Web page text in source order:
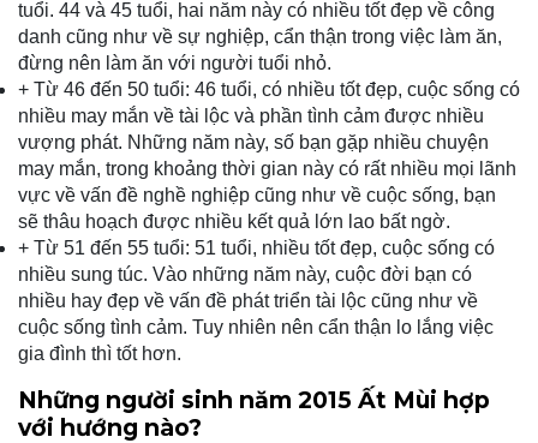
tuổi. 44 và 45 tuổi, hai năm này có nhiều tốt đẹp về công
danh cũng như về sự nghiệp, cẩn thận trong việc làm ăn,
đừng nên làm ăn với người tuổi nhỏ.
+ Từ 46 đến 50 tuổi: 46 tuổi, có nhiều tốt đẹp, cuộc sống có
nhiều may mắn về tài lộc và phần tình cảm được nhiều
vượng phát. Những năm này, số bạn gặp nhiều chuyện
may mắn, trong khoảng thời gian này có rất nhiều mọi lãnh
vực về vấn đề nghề nghiệp cũng như về cuộc sống, bạn
sẽ thâu hoạch được nhiều kết quả lớn lao bất ngờ.
+ Từ 51 đến 55 tuổi: 51 tuổi, nhiều tốt đẹp, cuộc sống có
nhiều sung túc. Vào những năm này, cuộc đời bạn có
nhiều hay đẹp về vấn đề phát triển tài lộc cũng như về
cuộc sống tình cảm. Tuy nhiên nên cẩn thận lo lắng việc
gia đình thì tốt hơn.
Những người sinh năm 2015 Ất Mùi hợp
với hướng nào?